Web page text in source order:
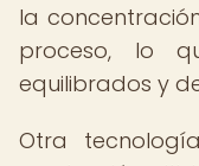
la
proceso, lo
equilibrados y
Otra